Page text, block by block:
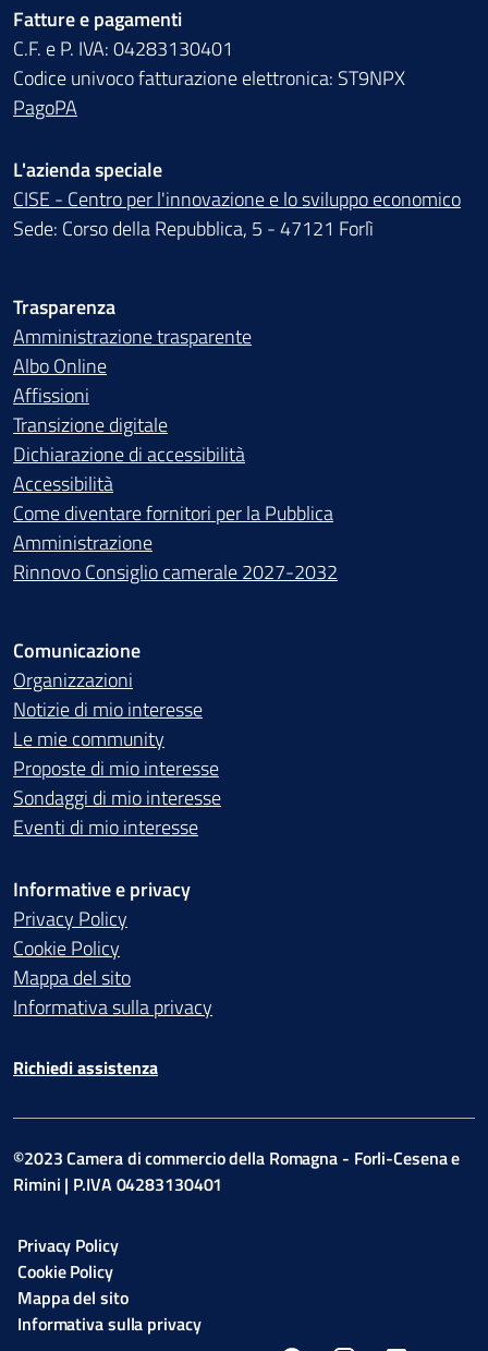
Fatture e pagamenti
C.F. e P. IVA: 04283130401
Codice univoco fatturazione elettronica: ST9NPX
PagoPA
L'azienda speciale
CISE - Centro per l'innovazione e lo sviluppo economico
Sede: Corso della Repubblica, 5 - 47121 Forlì
Trasparenza
Amministrazione trasparente
Albo Online
Affissioni
Transizione digitale
Dichiarazione di accessibilità
Accessibilità
Come diventare fornitori per la Pubblica
Amministrazione
Rinnovo Consiglio camerale 2027-2032
Comunicazione
Organizzazioni
Notizie di mio interesse
Le mie community
Proposte di mio interesse
Sondaggi di mio interesse
Eventi di mio interesse
Informative e privacy
Privacy Policy
Cookie Policy
Mappa del sito
Informativa sulla privacy
Richiedi assistenza
©2023 Camera di commercio della Romagna - Forli-Cesena e
Rimini | P.IVA 04283130401
Privacy Policy
Cookie Policy
Mappa del sito
Informativa sulla privacy